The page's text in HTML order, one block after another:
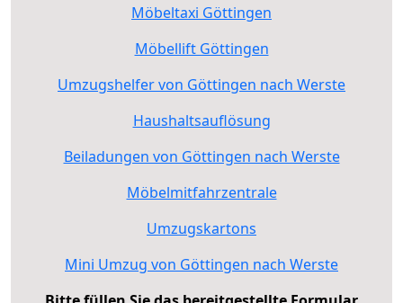
Möbeltaxi Göttingen
Möbellift Göttingen
Umzugshelfer von Göttingen nach Werste
Haushaltsauflösung
Beiladungen von Göttingen nach Werste
Möbelmitfahrzentrale
Umzugskartons
Mini Umzug von Göttingen nach Werste